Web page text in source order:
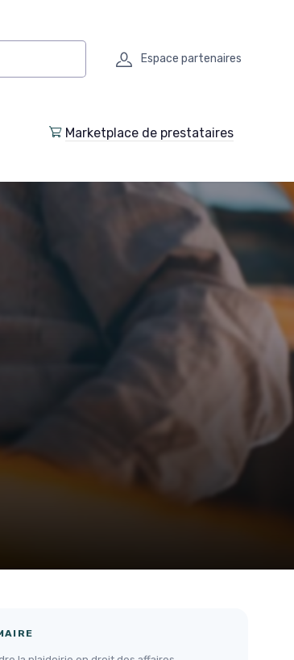
Espace partenaires
Marketplace de prestataires